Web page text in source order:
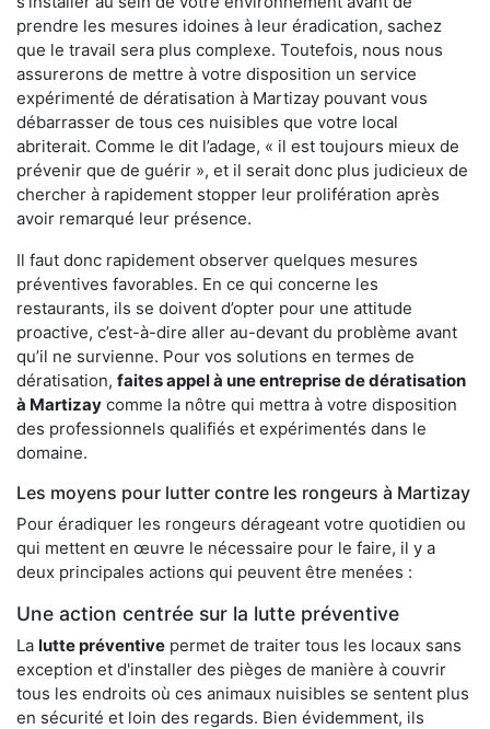
prendre les mesures idoines à leur éradication, sachez
que le travail sera plus complexe. Toutefois, nous nous
assurerons de mettre à votre disposition un service
expérimenté de dératisation à Martizay pouvant vous
débarrasser de tous ces nuisibles que votre local
abriterait. Comme le dit l’adage, « il est toujours mieux de
prévenir que de guérir », et il serait donc plus judicieux de
chercher à rapidement stopper leur prolifération après
avoir remarqué leur présence.
Il faut donc rapidement observer quelques mesures
préventives favorables. En ce qui concerne les
restaurants, ils se doivent d’opter pour une attitude
proactive, c’est-à-dire aller au-devant du problème avant
qu’il ne survienne. Pour vos solutions en termes de
dératisation, faites appel à une entreprise de dératisation
à Martizay comme la nôtre qui mettra à votre disposition
des professionnels qualifiés et expérimentés dans le
domaine.
Les moyens pour lutter contre les rongeurs à Martizay
Pour éradiquer les rongeurs dérageant votre quotidien ou
qui mettent en œuvre le nécessaire pour le faire, il y a
deux principales actions qui peuvent être menées :
Une action centrée sur la lutte préventive
La lutte préventive permet de traiter tous les locaux sans
exception et d'installer des pièges de manière à couvrir
tous les endroits où ces animaux nuisibles se sentent plus
en sécurité et loin des regards. Bien évidemment, ils